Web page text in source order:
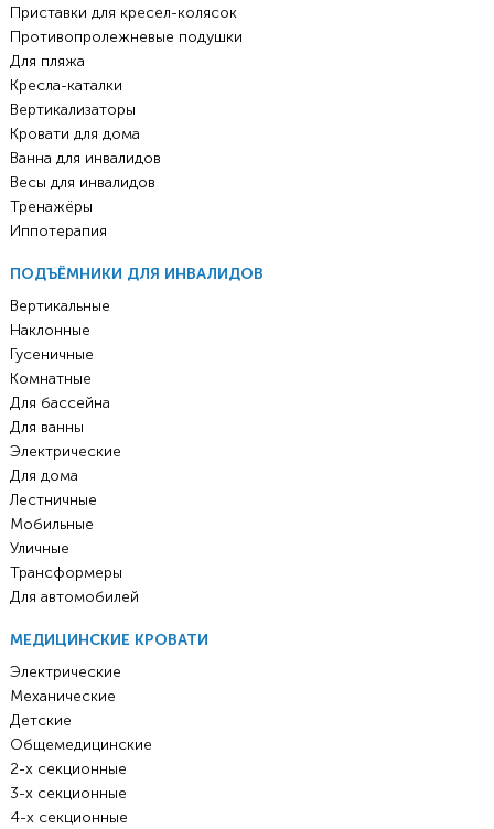
Приставки для кресел-колясок
Противопролежневые подушки
Для пляжа
Кресла-каталки
Вертикализаторы
Кровати для дома
Ванна для инвалидов
Весы для инвалидов
Тренажёры
Иппотерапия
ПОДЪЁМНИКИ ДЛЯ ИНВАЛИДОВ
Вертикальные
Наклонные
Гусеничные
Комнатные
Для бассейна
Для ванны
Электрические
Для дома
Лестничные
Мобильные
Уличные
Трансформеры
Для автомобилей
МЕДИЦИНСКИЕ КРОВАТИ
Электрические
Механические
Детские
Общемедицинские
2-х секционные
3-х секционные
4-х секционные